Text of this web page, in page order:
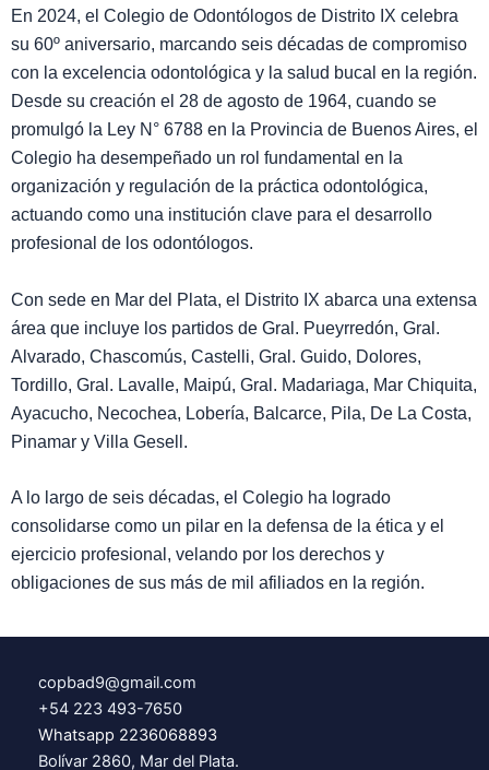
En 2024, el Colegio de Odontólogos de Distrito IX celebra
su 60º aniversario, marcando seis décadas de compromiso
con la excelencia odontológica y la salud bucal en la región.
Desde su creación el 28 de agosto de 1964, cuando se
promulgó la Ley N° 6788 en la Provincia de Buenos Aires, el
Colegio ha desempeñado un rol fundamental en la
organización y regulación de la práctica odontológica,
actuando como una institución clave para el desarrollo
profesional de los odontólogos.
Con sede en Mar del Plata, el Distrito IX abarca una extensa
área que incluye los partidos de Gral. Pueyrredón, Gral.
Alvarado, Chascomús, Castelli, Gral. Guido, Dolores,
Tordillo, Gral. Lavalle, Maipú, Gral. Madariaga, Mar Chiquita,
Ayacucho, Necochea, Lobería, Balcarce, Pila, De La Costa,
Pinamar y Villa Gesell.
A lo largo de seis décadas, el Colegio ha logrado
consolidarse como un pilar en la defensa de la ética y el
ejercicio profesional, velando por los derechos y
obligaciones de sus más de mil afiliados en la región.
copbad9@gmail.com
+54 223 493-7650
Whatsapp 2236068893
Bolívar 2860, Mar del Plata.